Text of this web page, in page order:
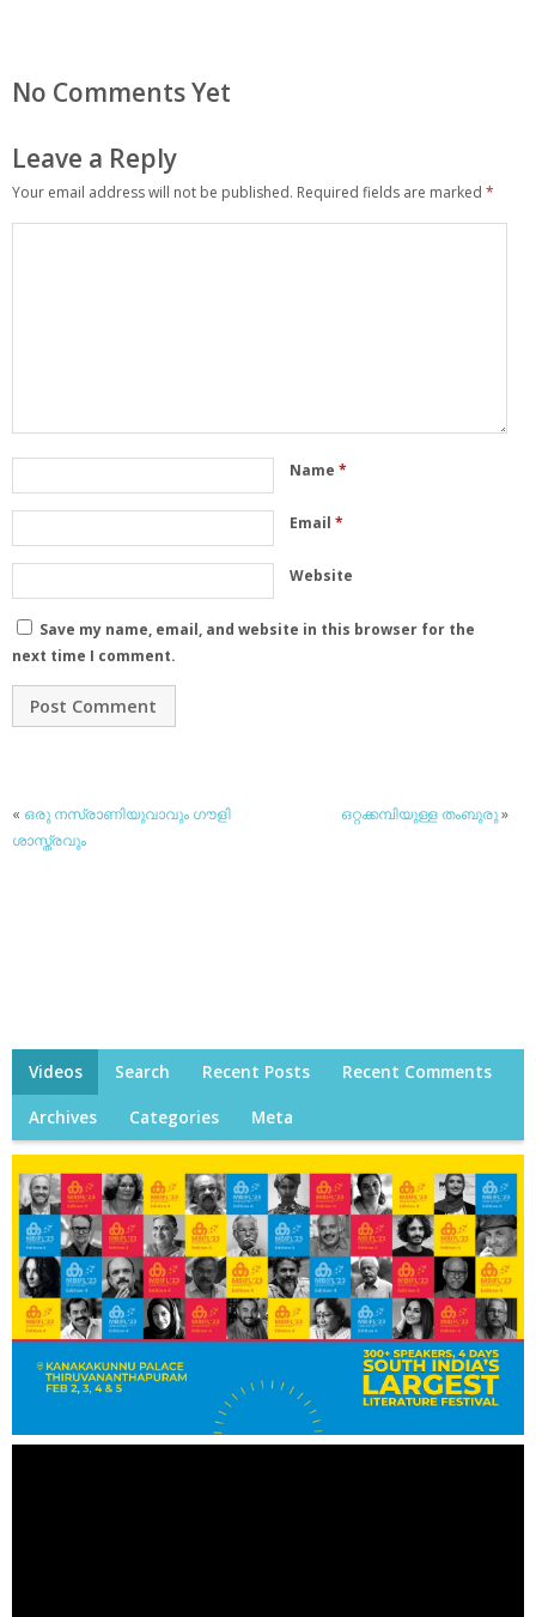
No Comments Yet
Leave a Reply
Your email address will not be published. Required fields are marked *
Name *
Email *
Website
Save my name, email, and website in this browser for the
next time I comment.
« ഒരു നസ്രാണിയുവാവും ഗൗളി
ശാസ്ത്രവും
ഒറ്റക്കമ്പിയുള്ള തംബുരു»
Videos Search Recent Posts Recent Comments
Archives Categories Meta